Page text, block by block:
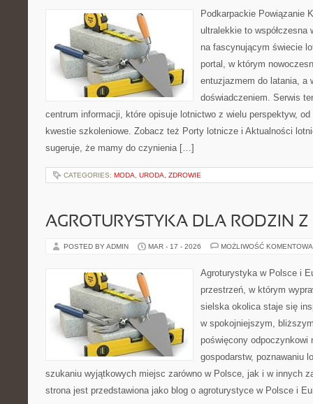
Podkarpackie Powiązanie
ultralekkie to współczesna
na fascynującym świecie
portal, w którym
entuzjazmem do latania, a
doświadczeniem. Serwis
centrum informacji, które opisuje lotnictwo z wielu perspektyw,
kwestie szkoleniowe. Zobacz też Porty lotnicze i Aktualności
sugeruje, że mamy do czynienia […]
CATEGORIES: MODA, URODA, ZDROWIE
AGROTURYSTYKA DLA RODZIN
POSTED BY ADMIN MAR - 17 - 2026 MOŻLIWOŚĆ
Agroturystyka w Polsce i
przestrzeń, w którym
sielska okolica staje się
w spokojniejszym,
poświęcony odpoczynkowi
gospodarstw, poznawaniu
szukaniu wyjątkowych miejsc zarówno w Polsce, jak i w innych
strona jest przedstawiona jako blog o agroturystyce w Polsce i